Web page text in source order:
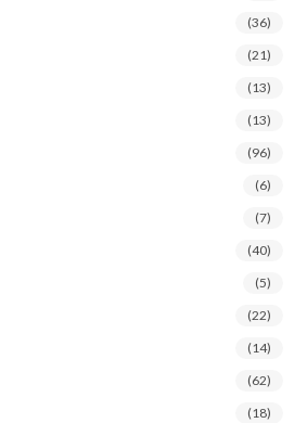
(36)
(21)
(13)
(13)
(96)
(6)
(7)
(40)
(5)
(22)
(14)
(62)
(18)